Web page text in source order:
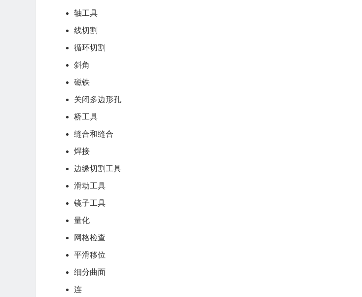
轴工具
线切割
循环切割
斜角
磁铁
关闭多边形孔
桥工具
缝合和缝合
焊接
边缘切割工具
滑动工具
镜子工具
量化
网格检查
平滑移位
细分曲面
连